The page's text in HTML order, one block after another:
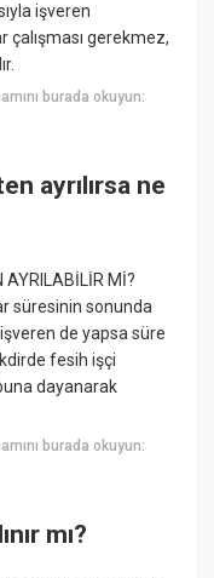
işveren
gerekmez,
burada okuyun:
ayrılırsa ne
AYRILABİLİR Mİ?
süresinin sonunda
de yapsa süre
fesih işçi
dayanarak
burada okuyun:
mı?